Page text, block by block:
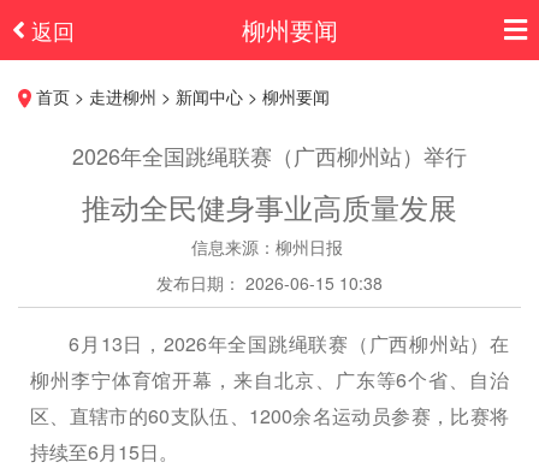
返回 柳州要闻
首页 > 走进柳州 > 新闻中心 > 柳州要闻
2026年全国跳绳联赛（广西柳州站）举行
推动全民健身事业高质量发展
信息来源：柳州日报
发布日期： 2026-06-15 10:38
6月13日，2026年全国跳绳联赛（广西柳州站）在
柳州李宁体育馆开幕，来自北京、广东等6个省、自治
区、直辖市的60支队伍、1200余名运动员参赛，比赛将
持续至6月15日。